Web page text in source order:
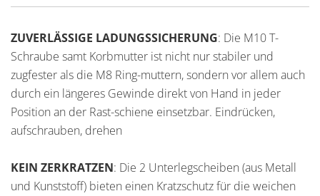
ZUVERLÄSSIGE LADUNGSSICHERUNG: Die M10 T-
Schraube samt Korbmutter ist nicht nur stabiler und
zugfester als die M8 Ring-muttern, sondern vor allem auch
durch ein längeres Gewinde direkt von Hand in jeder
Position an der Rast-schiene einsetzbar. Eindrücken,
aufschrauben, drehen
KEIN ZERKRATZEN: Die 2 Unterlegscheiben (aus Metall
und Kunststoff) bieten einen Kratzschutz für die weichen